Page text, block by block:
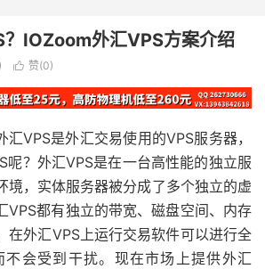
？IOZoom外汇VPS方案介绍
 赞(0)
VPS是外汇交易使用的VPS服务器，
呢？外汇VPS是在一台高性能的独立服
境，实体服务器被分成了多个独立的虚
VPS都有独立的带宽、磁盘空间、内存
在外汇VPS上运行交易软件可以进行全
会受到干扰。现在市场上提供外汇